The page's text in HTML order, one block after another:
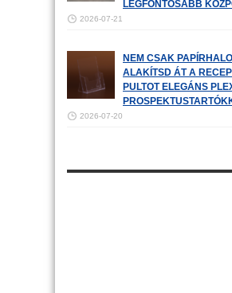
LEGFONTOSABB
2026-07-21
NEM CSAK
ALAKÍTSD ÁT A
PULTOT ELEGÁNS
2026-07-20